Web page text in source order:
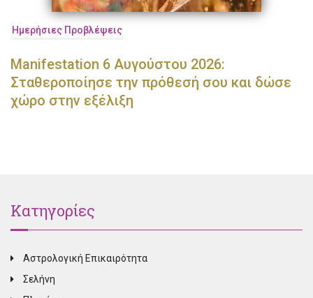
Ημερήσιες Προβλέψεις
Manifestation 6 Αυγούστου 2026:
Σταθεροποίησε την πρόθεσή σου και δώσε
χώρο στην εξέλιξη
Κατηγορίες
Αστρολογική Επικαιρότητα
Σελήνη